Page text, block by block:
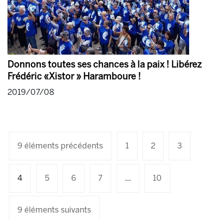
Donnons toutes ses chances à la paix ! Libérez
Frédéric «Xistor » Haramboure !
2019/07/08
9 éléments précédents 1 2 3
4 5 6 7 ... 10
9 éléments suivants